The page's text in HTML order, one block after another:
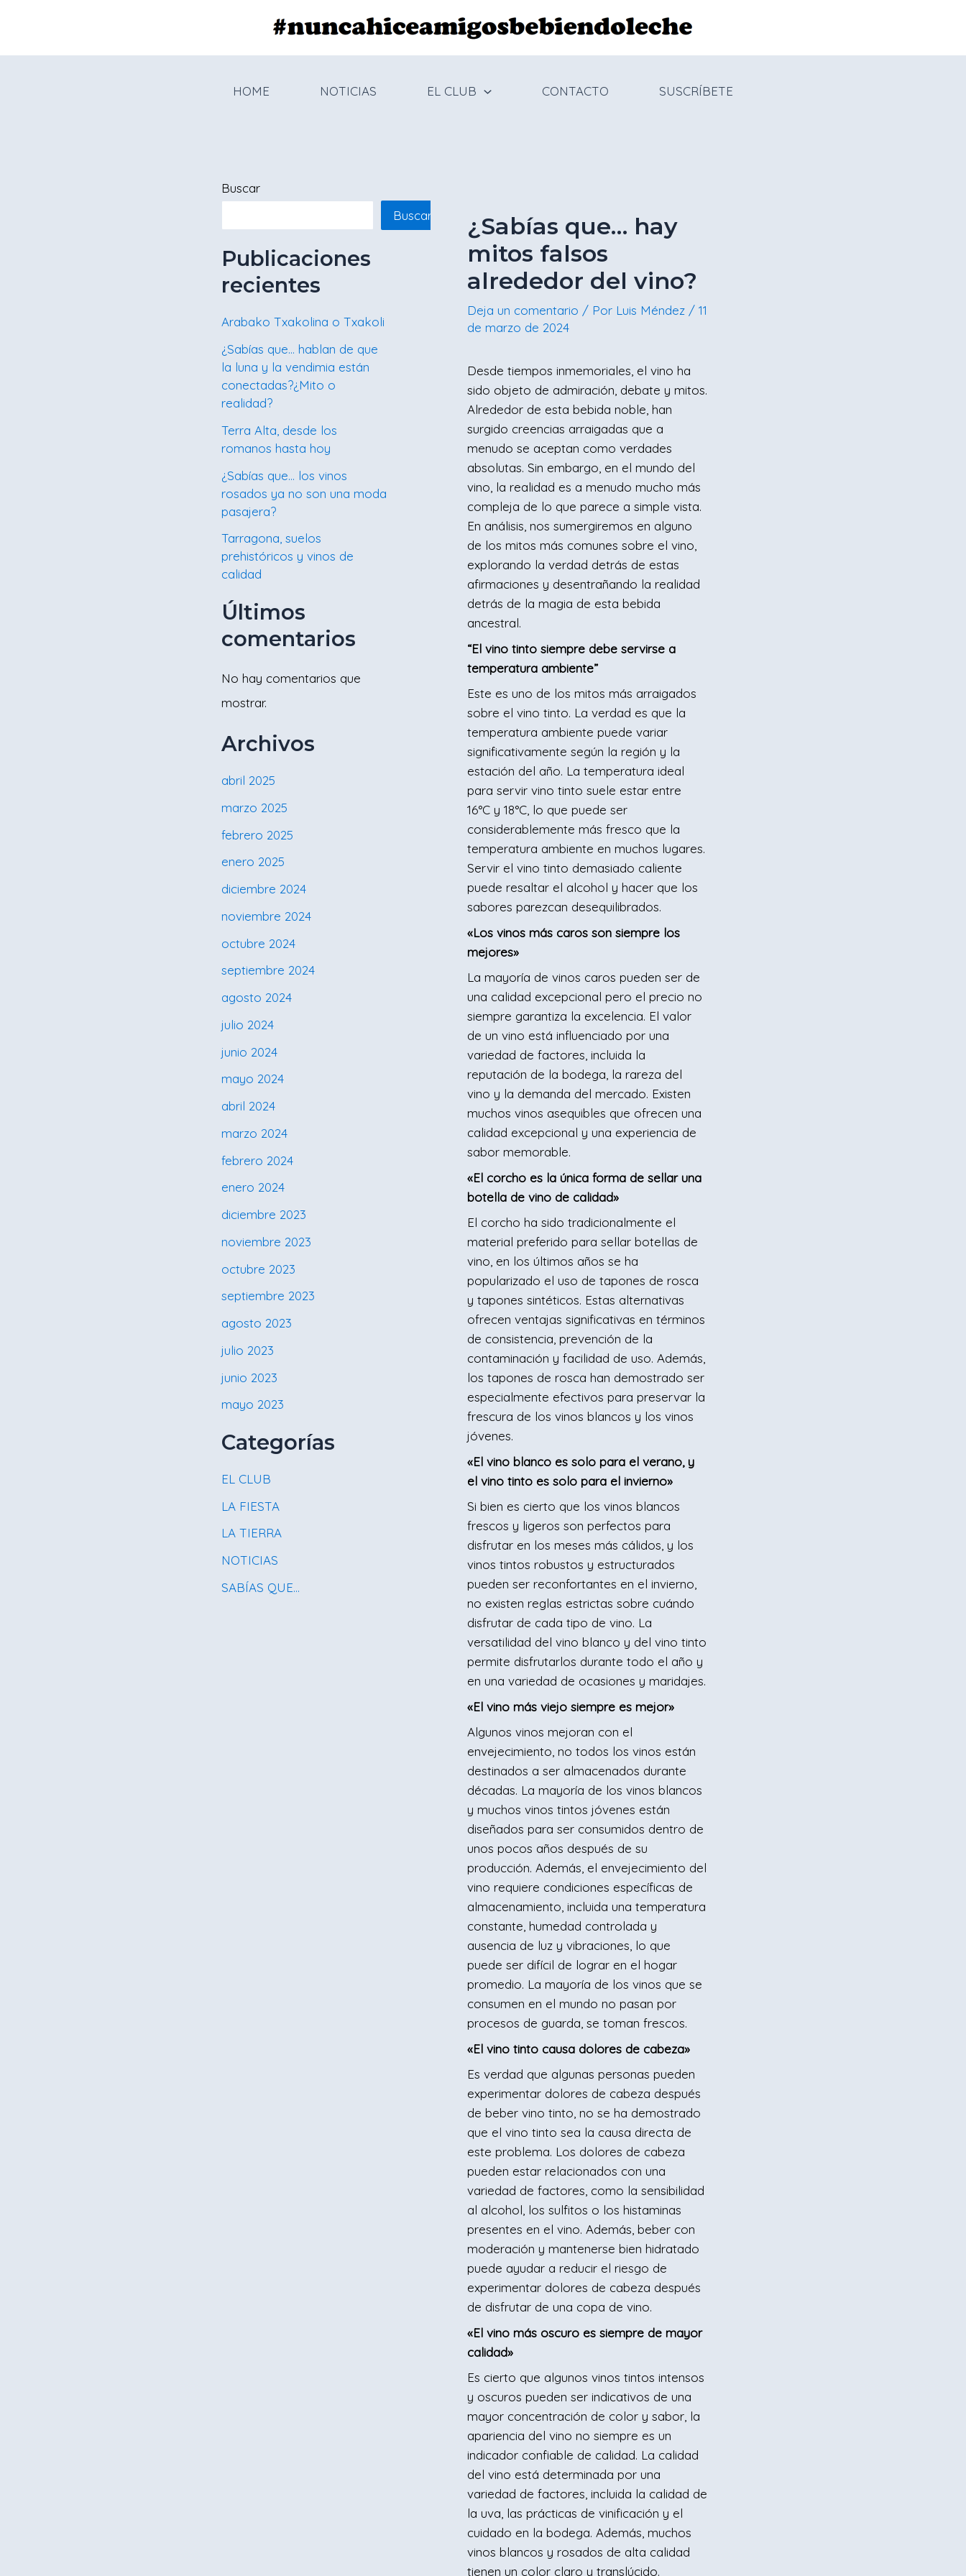
HOME NOTICIAS EL CLUB CONTACTO SUSCRÍBETE
Buscar
Buscar
Publicaciones
recientes
Arabako Txakolina o Txakoli
¿Sabías que… hablan de que
la luna y la vendimia están
conectadas?¿Mito o
realidad?
Terra Alta, desde los
romanos hasta hoy
¿Sabías que… los vinos
rosados ya no son una moda
pasajera?
Tarragona, suelos
prehistóricos y vinos de
calidad
Últimos
comentarios
No hay comentarios que
mostrar.
Archivos
abril 2025
marzo 2025
febrero 2025
enero 2025
diciembre 2024
noviembre 2024
octubre 2024
septiembre 2024
agosto 2024
julio 2024
junio 2024
mayo 2024
abril 2024
marzo 2024
febrero 2024
enero 2024
diciembre 2023
noviembre 2023
octubre 2023
septiembre 2023
agosto 2023
julio 2023
junio 2023
mayo 2023
Categorías
EL CLUB
LA FIESTA
LA TIERRA
NOTICIAS
SABÍAS QUE…
¿Sabías que… hay
mitos falsos
alrededor del vino?
Deja un comentario / Por Luis Méndez /11
de marzo de 2024
Desde tiempos inmemoriales, el vino ha
sido objeto de admiración, debate y mitos.
Alrededor de esta bebida noble, han
surgido creencias arraigadas que a
menudo se aceptan como verdades
absolutas. Sin embargo, en el mundo del
vino, la realidad es a menudo mucho más
compleja de lo que parece a simple vista.
En análisis, nos sumergiremos en alguno
de los mitos más comunes sobre el vino,
explorando la verdad detrás de estas
afirmaciones y desentrañando la realidad
detrás de la magia de esta bebida
ancestral.
“El vino tinto siempre debe servirse a
temperatura ambiente”
Este es uno de los mitos más arraigados
sobre el vino tinto. La verdad es que la
temperatura ambiente puede variar
significativamente según la región y la
estación del año. La temperatura ideal
para servir vino tinto suele estar entre
16°C y 18°C, lo que puede ser
considerablemente más fresco que la
temperatura ambiente en muchos lugares.
Servir el vino tinto demasiado caliente
puede resaltar el alcohol y hacer que los
sabores parezcan desequilibrados.
«Los vinos más caros son siempre los
mejores»
La mayoría de vinos caros pueden ser de
una calidad excepcional pero el precio no
siempre garantiza la excelencia. El valor
de un vino está influenciado por una
variedad de factores, incluida la
reputación de la bodega, la rareza del
vino y la demanda del mercado. Existen
muchos vinos asequibles que ofrecen una
calidad excepcional y una experiencia de
sabor memorable.
«El corcho es la única forma de sellar una
botella de vino de calidad»
El corcho ha sido tradicionalmente el
material preferido para sellar botellas de
vino, en los últimos años se ha
popularizado el uso de tapones de rosca
y tapones sintéticos. Estas alternativas
ofrecen ventajas significativas en términos
de consistencia, prevención de la
contaminación y facilidad de uso. Además,
los tapones de rosca han demostrado ser
especialmente efectivos para preservar la
frescura de los vinos blancos y los vinos
jóvenes.
«El vino blanco es solo para el verano, y
el vino tinto es solo para el invierno»
Si bien es cierto que los vinos blancos
frescos y ligeros son perfectos para
disfrutar en los meses más cálidos, y los
vinos tintos robustos y estructurados
pueden ser reconfortantes en el invierno,
no existen reglas estrictas sobre cuándo
disfrutar de cada tipo de vino. La
versatilidad del vino blanco y del vino tinto
permite disfrutarlos durante todo el año y
en una variedad de ocasiones y maridajes.
«El vino más viejo siempre es mejor»
Algunos vinos mejoran con el
envejecimiento, no todos los vinos están
destinados a ser almacenados durante
décadas. La mayoría de los vinos blancos
y muchos vinos tintos jóvenes están
diseñados para ser consumidos dentro de
unos pocos años después de su
producción. Además, el envejecimiento del
vino requiere condiciones específicas de
almacenamiento, incluida una temperatura
constante, humedad controlada y
ausencia de luz y vibraciones, lo que
puede ser difícil de lograr en el hogar
promedio. La mayoría de los vinos que se
consumen en el mundo no pasan por
procesos de guarda, se toman frescos.
«El vino tinto causa dolores de cabeza»
Es verdad que algunas personas pueden
experimentar dolores de cabeza después
de beber vino tinto, no se ha demostrado
que el vino tinto sea la causa directa de
este problema. Los dolores de cabeza
pueden estar relacionados con una
variedad de factores, como la sensibilidad
al alcohol, los sulfitos o los histaminas
presentes en el vino. Además, beber con
moderación y mantenerse bien hidratado
puede ayudar a reducir el riesgo de
experimentar dolores de cabeza después
de disfrutar de una copa de vino.
«El vino más oscuro es siempre de mayor
calidad»
Es cierto que algunos vinos tintos intensos
y oscuros pueden ser indicativos de una
mayor concentración de color y sabor, la
apariencia del vino no siempre es un
indicador confiable de calidad. La calidad
del vino está determinada por una
variedad de factores, incluida la calidad de
la uva, las prácticas de vinificación y el
cuidado en la bodega. Además, muchos
vinos blancos y rosados de alta calidad
tienen un color claro y translúcido.
de